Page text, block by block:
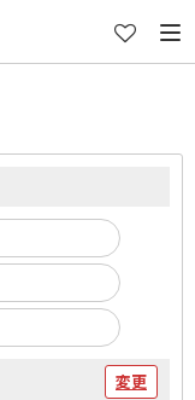
変更